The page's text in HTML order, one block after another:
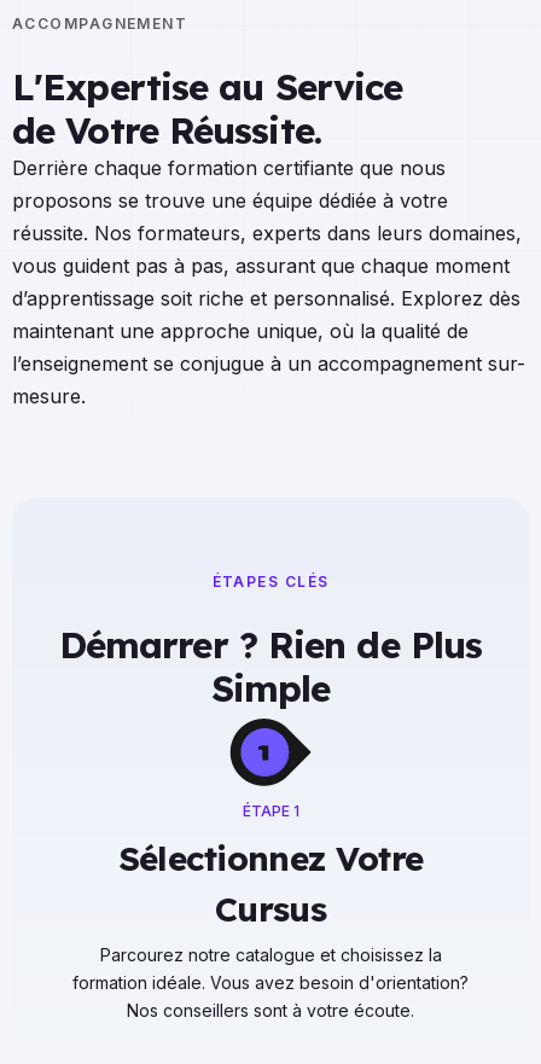
ACCOMPAGNEMENT
L'Expertise au Service
de Votre Réussite.
Derrière chaque formation certifiante que nous
proposons se trouve une équipe dédiée à votre
réussite. Nos formateurs, experts dans leurs domaines,
vous guident pas à pas, assurant que chaque moment
d’apprentissage soit riche et personnalisé. Explorez dès
maintenant une approche unique, où la qualité de
l’enseignement se conjugue à un accompagnement sur-
mesure.
ÉTAPES CLÉS
Démarrer ? Rien de Plus
Simple
ÉTAPE 1
Sélectionnez Votre
Cursus
Parcourez notre catalogue et choisissez la
formation idéale. Vous avez besoin d'orientation?
Nos conseillers sont à votre écoute.